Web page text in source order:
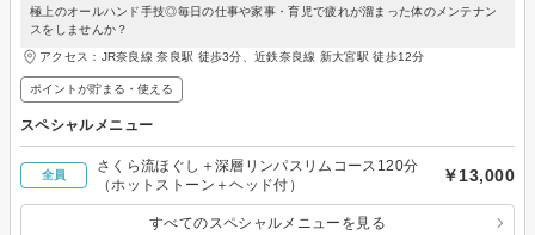
極上のオールハンド手技◎毎日の仕事や家事・育児で疲れが溜まった体のメンテナン
スをしませんか？
アクセス：JR奈良線 奈良駅 徒歩3分、近鉄奈良線 新大宮駅 徒歩12分
ポイントが貯まる・使える
スペシャルメニュー
全員
さくら流ほぐし＋深層リンパスリムコース120分
（ホットストーン＋ヘッド付）
￥13,000
すべてのスペシャルメニューを見る